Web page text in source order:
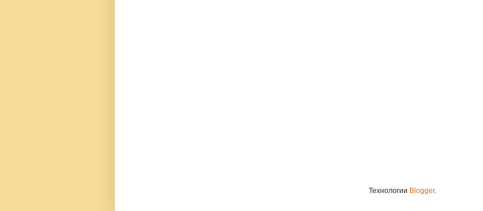
Технологии Blogger.